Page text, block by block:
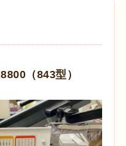
（843型）